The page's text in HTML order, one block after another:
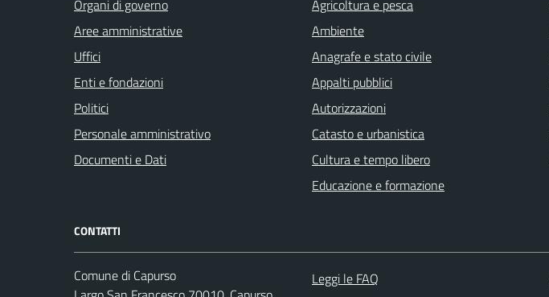
Organi di governo
Aree amministrative
Uffici
Enti e fondazioni
Politici
Personale amministrativo
Documenti e Dati
Agricoltura e pesca
Ambiente
Anagrafe e stato civile
Appalti pubblici
Autorizzazioni
Catasto e urbanistica
Cultura e tempo libero
Educazione e formazione
CONTATTI
Comune di Capurso
Leggi le FAQ